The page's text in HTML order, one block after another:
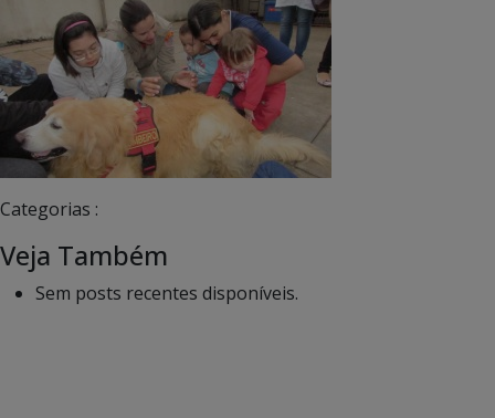
Categorias :
Veja Também
Sem posts recentes disponíveis.